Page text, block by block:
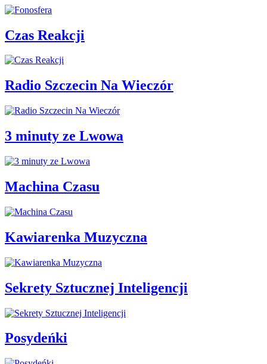
Czas Reakcji
Radio Szczecin Na Wieczór
3 minuty ze Lwowa
Machina Czasu
Kawiarenka Muzyczna
Sekrety Sztucznej Inteligencji
Posydeńki